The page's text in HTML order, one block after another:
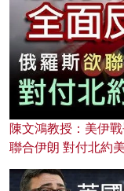
陳文鴻教授：美伊
聯合伊朗 對付北約